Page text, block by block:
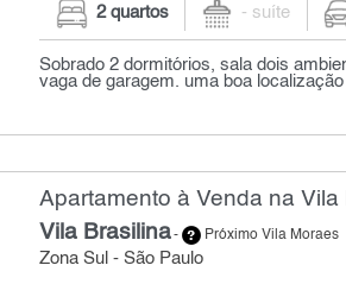
2 quartos - suíte
Sobrado 2 dormitórios, sala dois
vaga de garagem. uma boa
Apartamento à Venda na
Vila Brasilina- Próximo Vila Moraes
Zona Sul - São Paulo